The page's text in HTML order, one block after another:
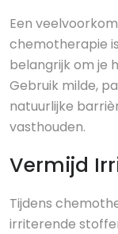
Een
chemotherapie
belangrijk om je
Gebruik milde,
natuurlijke
vasthouden.
Vermijd
Tijdens
irriterende